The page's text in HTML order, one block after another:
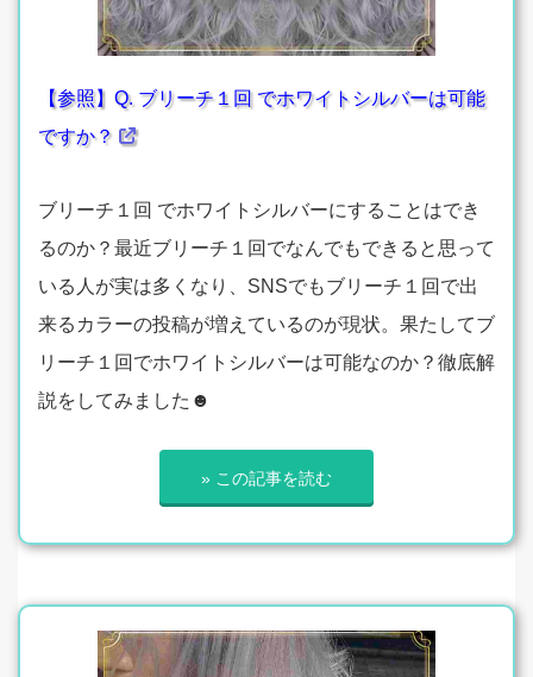
【参照】Q. ブリーチ１回 でホワイトシルバーは可能
ですか？
ブリーチ１回 でホワイトシルバーにすることはでき
るのか？最近ブリーチ１回でなんでもできると思って
いる人が実は多くなり、SNSでもブリーチ１回で出
来るカラーの投稿が増えているのが現状。果たしてブ
リーチ１回でホワイトシルバーは可能なのか？徹底解
説をしてみました☻
» この記事を読む